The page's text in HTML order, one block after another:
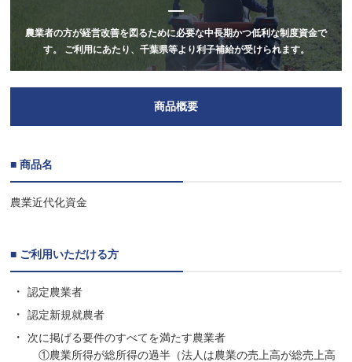
農業者の方が経営改善を図るために必要な中長期かつ低利な制度資金で
す。
ご利用にあたり、千葉県等より利子補給が受けられます。
商品概要
■ 商品名
農業近代化資金
■ ご利用いただける方
認定農業者
認定新規就農者
次に掲げる要件のすべてを満たす農業者
①農業所得が総所得の過半（法人は農業の売上高が総売上高